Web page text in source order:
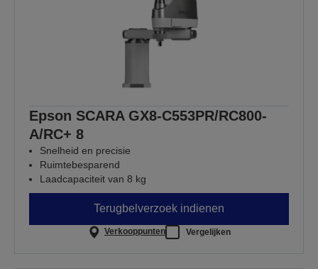
Epson SCARA GX8-C553PR/RC800-
A/RC+ 8
Snelheid en precisie
Ruimtebesparend
Laadcapaciteit van 8 kg
Terugbelverzoek indienen
Verkooppunten Vergelijken